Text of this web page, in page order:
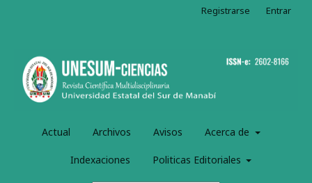
Actual Archivos Avisos Acerca de
Indexaciones Politicas Editoriales
Registrarse Entrar